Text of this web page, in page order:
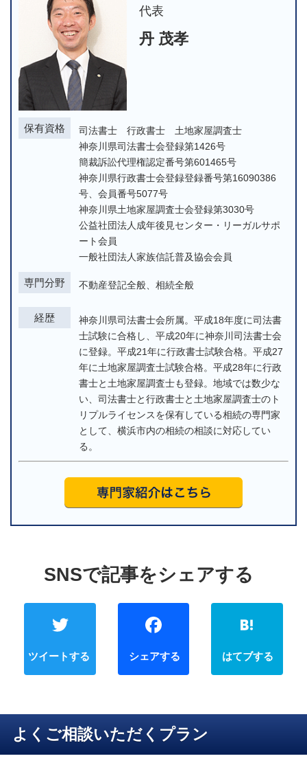
代表
丹 茂孝
保有資格
司法書士 行政書士 土地家屋調査士
神奈川県司法書士会登録第1426号
簡裁訴訟代理権認定番号第601465号
神奈川県行政書士会登録登録番号第16090386
号、会員番号5077号
神奈川県土地家屋調査士会登録第3030号
公益社団法人成年後見センター・リーガルサポ
ート会員
一般社団法人家族信託普及協会会員
専門分野 不動産登記全般、相続全般
経歴
神奈川県司法書士会所属。平成18年度に司法書
士試験に合格し、平成20年に神奈川司法書士会
に登録。平成21年に行政書士試験合格。平成27
年に土地家屋調査士試験合格。平成28年に行政
書士と土地家屋調査士も登録。地域では数少な
い、司法書士と行政書士と土地家屋調査士のト
リプルライセンスを保有している相続の専門家
として、横浜市内の相続の相談に対応してい
る。
Twitter
よくご相談いただくプラン